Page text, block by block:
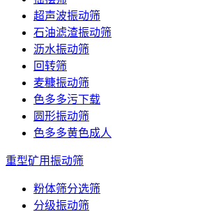
超声波振动筛
石油滤渣振动筛
沥水振动筛
回转筛
麦糠振动筛
色多多污下载
圆形振动筛
色多多黄色成人
重型矿用振动筛
粉体筛分选筛
分级振动筛